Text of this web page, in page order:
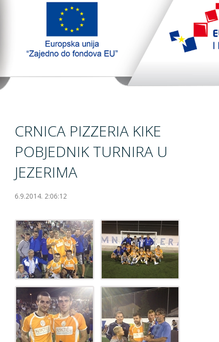
TopTim liga
CRNICA PIZZERIA KIKE
POBJEDNIK TURNIRA U
JEZERIMA
6.9.2014. 2:06:12